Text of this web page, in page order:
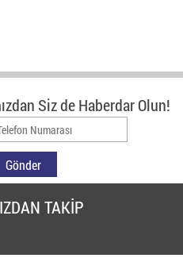
Siz de Haberdar Olun!
TAKİP